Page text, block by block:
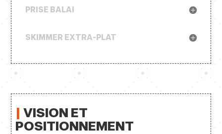
PRISE BALAI
SKIMMER EXTRA-PLAT
| VISION ET
POSITIONNEMENT